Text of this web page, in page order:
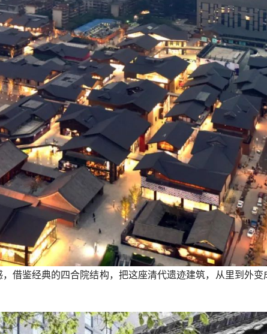
借鉴经典的四合院结构，把这座清代遗迹建筑，从里到外变